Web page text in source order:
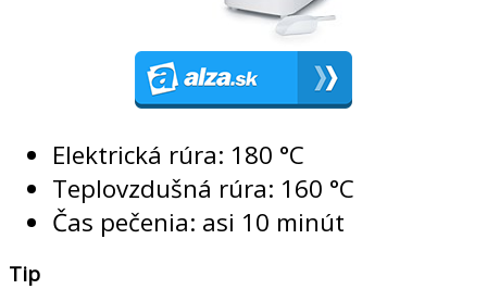
Elektrická rúra: 180 °C
Teplovzdušná rúra: 160 °C
Čas pečenia: asi 10 minút
Tip